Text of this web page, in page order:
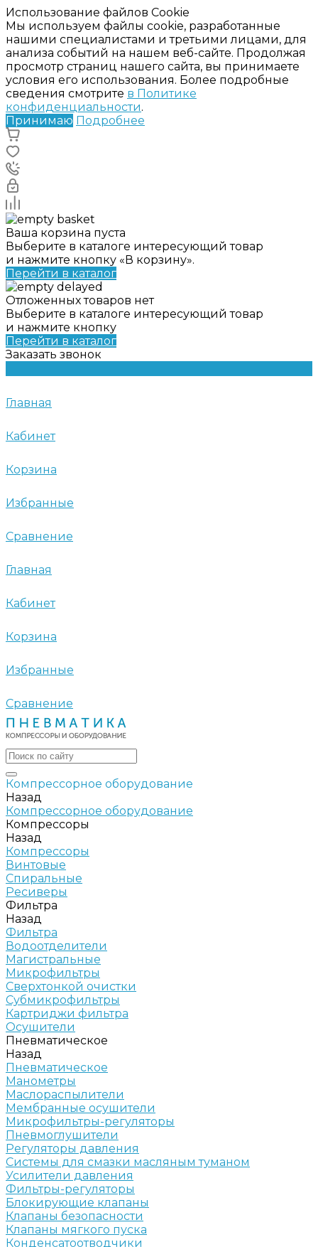
Использование файлов Cookie
Мы используем файлы cookie, разработанные
нашими специалистами и третьими лицами, для
анализа событий на нашем веб-сайте. Продолжая
просмотр страниц нашего сайта, вы принимаете
условия его использования. Более подробные
сведения смотрите в Политике
конфиденциальности.
Принимаю Подробнее
Ваша корзина пуста
Выберите в каталоге интересующий товар
и нажмите кнопку «В корзину».
Перейти в каталог
Отложенных товаров нет
Выберите в каталоге интересующий товар
и нажмите кнопку
Перейти в каталог
Заказать звонок
Главная
Кабинет
Корзина
Избранные
Сравнение
Главная
Кабинет
Корзина
Избранные
Сравнение
Компрессорное оборудование
Назад
Компрессорное оборудование
Компрессоры
Назад
Компрессоры
Винтовые
Спиральные
Ресиверы
Фильтра
Назад
Фильтра
Водоотделители
Магистральные
Микрофильтры
Сверхтонкой очистки
Субмикрофильтры
Картриджи фильтра
Осушители
Пневматическое
Назад
Пневматическое
Манометры
Маслораспылители
Мембранные осушители
Микрофильтры-регуляторы
Пневмоглушители
Регуляторы давления
Системы для смазки масляным туманом
Усилители давления
Фильтры-регуляторы
Блокирующие клапаны
Клапаны безопасности
Клапаны мягкого пуска
Конденсатоотводчики